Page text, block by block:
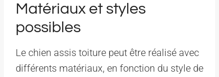
Matériaux et styles
possibles
Le chien assis toiture peut être réalisé avec
différents matériaux, en fonction du style de